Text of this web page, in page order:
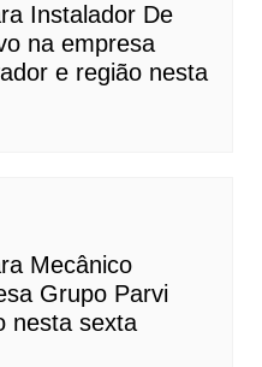
Instalador De
na empresa
e região nesta
Mecânico
Grupo Parvi
nesta sexta